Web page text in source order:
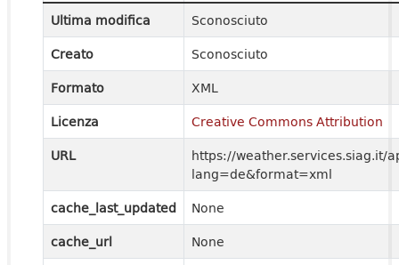
Ultima modifica
Sconosciuto
Creato
Sconosciuto
Formato
XML
Licenza
Creative Commons Attribution
URL
https://weather.services.siag.it/
lang=de&format=xml
cache_last_updated
None
cache_url
None